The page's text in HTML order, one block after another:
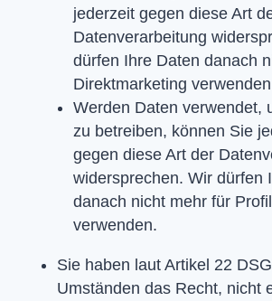
jederzeit gegen diese Art
Datenverarbeitung
dürfen Ihre Daten danach
Direktmarketing
Werden Daten verwendet,
zu betreiben, können Sie
gegen diese Art der
widersprechen. Wir dürfen
danach nicht mehr für
verwenden.
Sie haben laut Artikel 22
Umständen das Recht, nicht